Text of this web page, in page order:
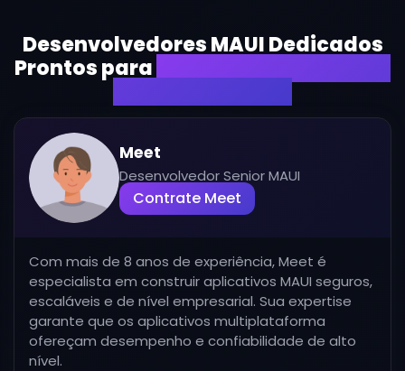
Desenvolvedores MAUI Dedicados
Prontos para
Meet
Desenvolvedor Senior MAUI
Contrate Meet
Com mais de 8 anos de experiência, Meet é
especialista em construir aplicativos MAUI seguros,
escaláveis e de nível empresarial. Sua expertise
garante que os aplicativos multiplataforma
ofereçam desempenho e confiabilidade de alto
nível.